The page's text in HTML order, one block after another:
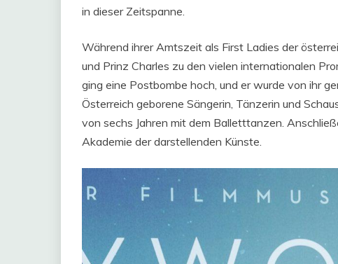
in dieser Zeitspanne.
Während ihrer Amtszeit als First Ladies der
und Prinz Charles zu den vielen internationalen
ging eine Postbombe hoch, und er wurde von ihr
Österreich geborene Sängerin, Tänzerin und
von sechs Jahren mit dem Balletttanzen.
Akademie der darstellenden Künste.